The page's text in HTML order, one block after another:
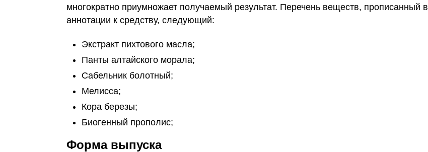
многократно приумножает получаемый результат. Перечень веществ, прописанный в
аннотации к средству, следующий:
Экстракт пихтового масла;
Панты алтайского морала;
Сабельник болотный;
Мелисса;
Кора березы;
Биогенный прополис;
Форма выпуска